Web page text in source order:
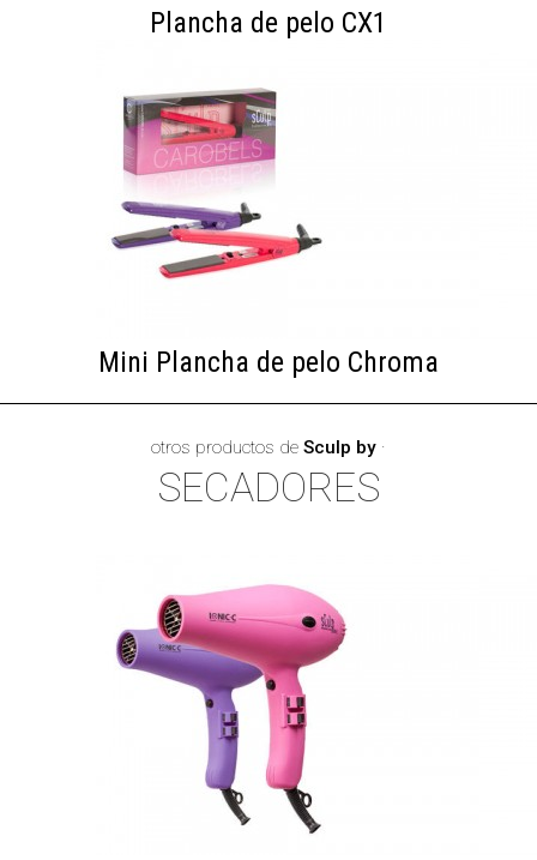
Plancha de pelo CX1
Mini Plancha de pelo Chroma
otros productos de Sculp by ·
SECADORES